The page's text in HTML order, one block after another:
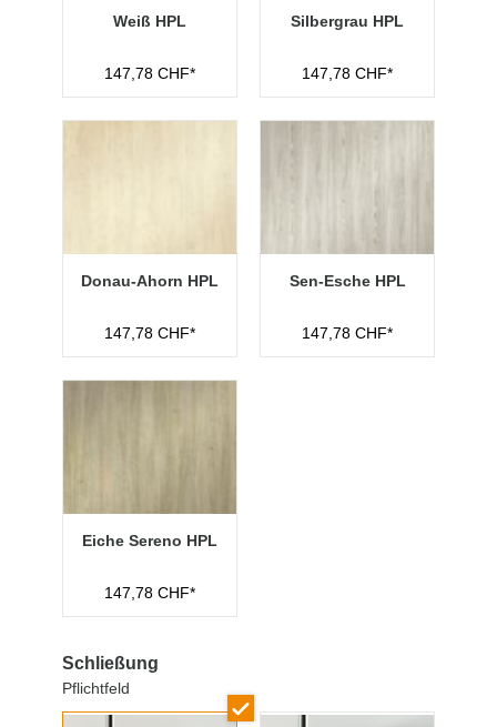
Weiß HPL
147,78 CHF*
Silbergrau HPL
147,78 CHF*
Donau-Ahorn HPL
147,78 CHF*
Sen-Esche HPL
147,78 CHF*
Eiche Sereno HPL
147,78 CHF*
Schließung
Pflichtfeld